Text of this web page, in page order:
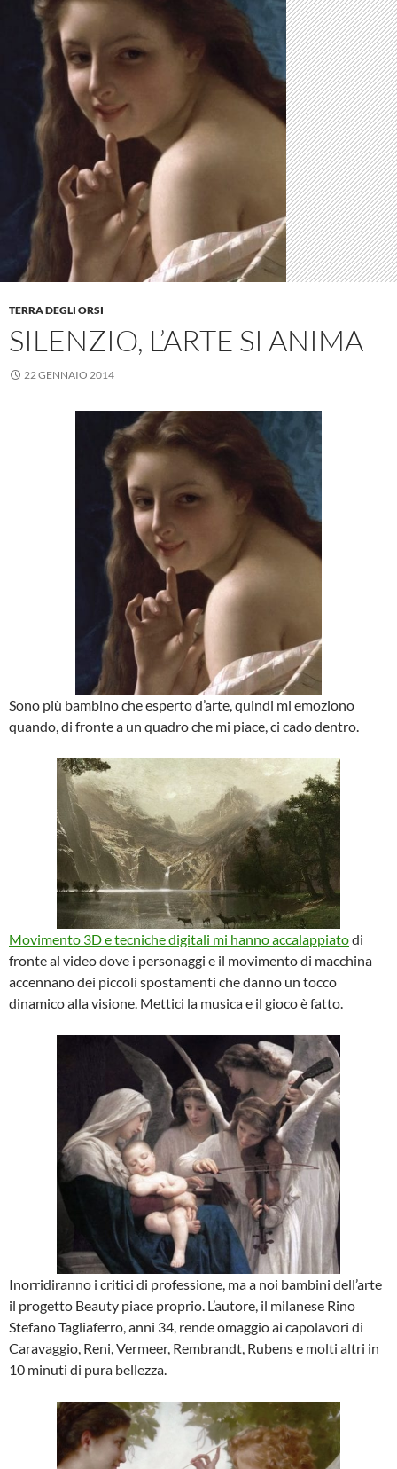
TERRA DEGLI ORSI
SILENZIO, L’ARTE SI ANIMA
22 GENNAIO 2014
Sono più bambino che esperto d’arte, quindi mi emoziono
quando, di fronte a un quadro che mi piace, ci cado dentro.
Movimento 3D e tecniche digitali mi hanno accalappiatodi
fronte al video dove i personaggi e il movimento di macchina
accennano dei piccoli spostamenti che danno un tocco
dinamico alla visione. Mettici la musica e il gioco è fatto.
Inorridiranno i critici di professione, ma a noi bambini dell’arte
il progetto Beauty piace proprio. L’autore, il milanese Rino
Stefano Tagliaferro, anni 34, rende omaggio ai capolavori di
Caravaggio, Reni, Vermeer, Rembrandt, Rubens e molti altri in
10 minuti di pura bellezza.